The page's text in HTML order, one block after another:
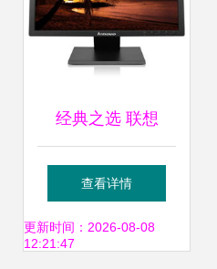
经典之选 联想
Lenovo
LS2033WD 20英
查看详情
更新时间：2026-08-08
12:21:47